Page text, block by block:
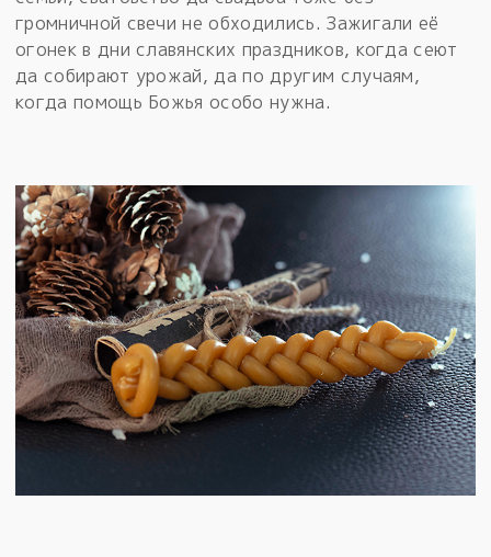
громничной свечи не обходились. Зажигали её
огонек в дни славянских праздников, когда сеют
да собирают урожай, да по другим случаям,
когда помощь Божья особо нужна.